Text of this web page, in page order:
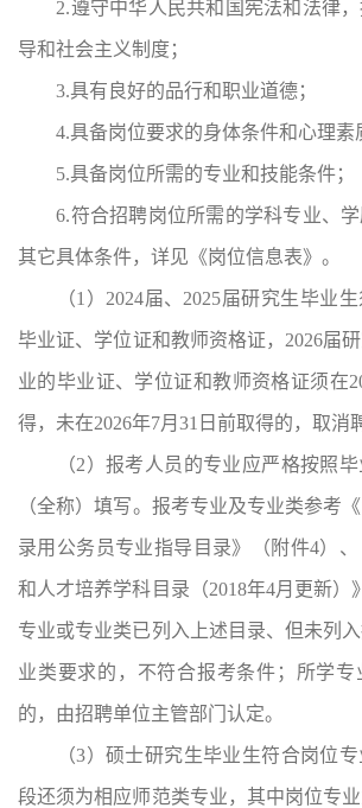
2.遵守中华人民共和国宪法和法律
导和社会主义制度；
3.具有良好的品行和职业道德；
4.具备岗位要求的身体条件和心理素
5.具备岗位所需的专业和技能条件；
6.符合招聘岗位所需的学科专业、
其它具体条件，详见《岗位信息表》。
（1）2024届、2025届研究生毕业
毕业证、学位证和教师资格证，2026届
业的毕业证、学位证和教师资格证须在
得，未在2026年7月31日前取得的，取消
（2）报考人员的专业应严格按照
（全称）填写。报考专业及专业类参考
录用公务员专业指导目录》（附件4）
和人才培养学科目录（2018年4月更新）
专业或专业类已列入上述目录、但未列
业类要求的，不符合报考条件；所学专
的，由招聘单位主管部门认定。
（3）硕士研究生毕业生符合岗位
段还须为相应师范类专业，其中岗位专